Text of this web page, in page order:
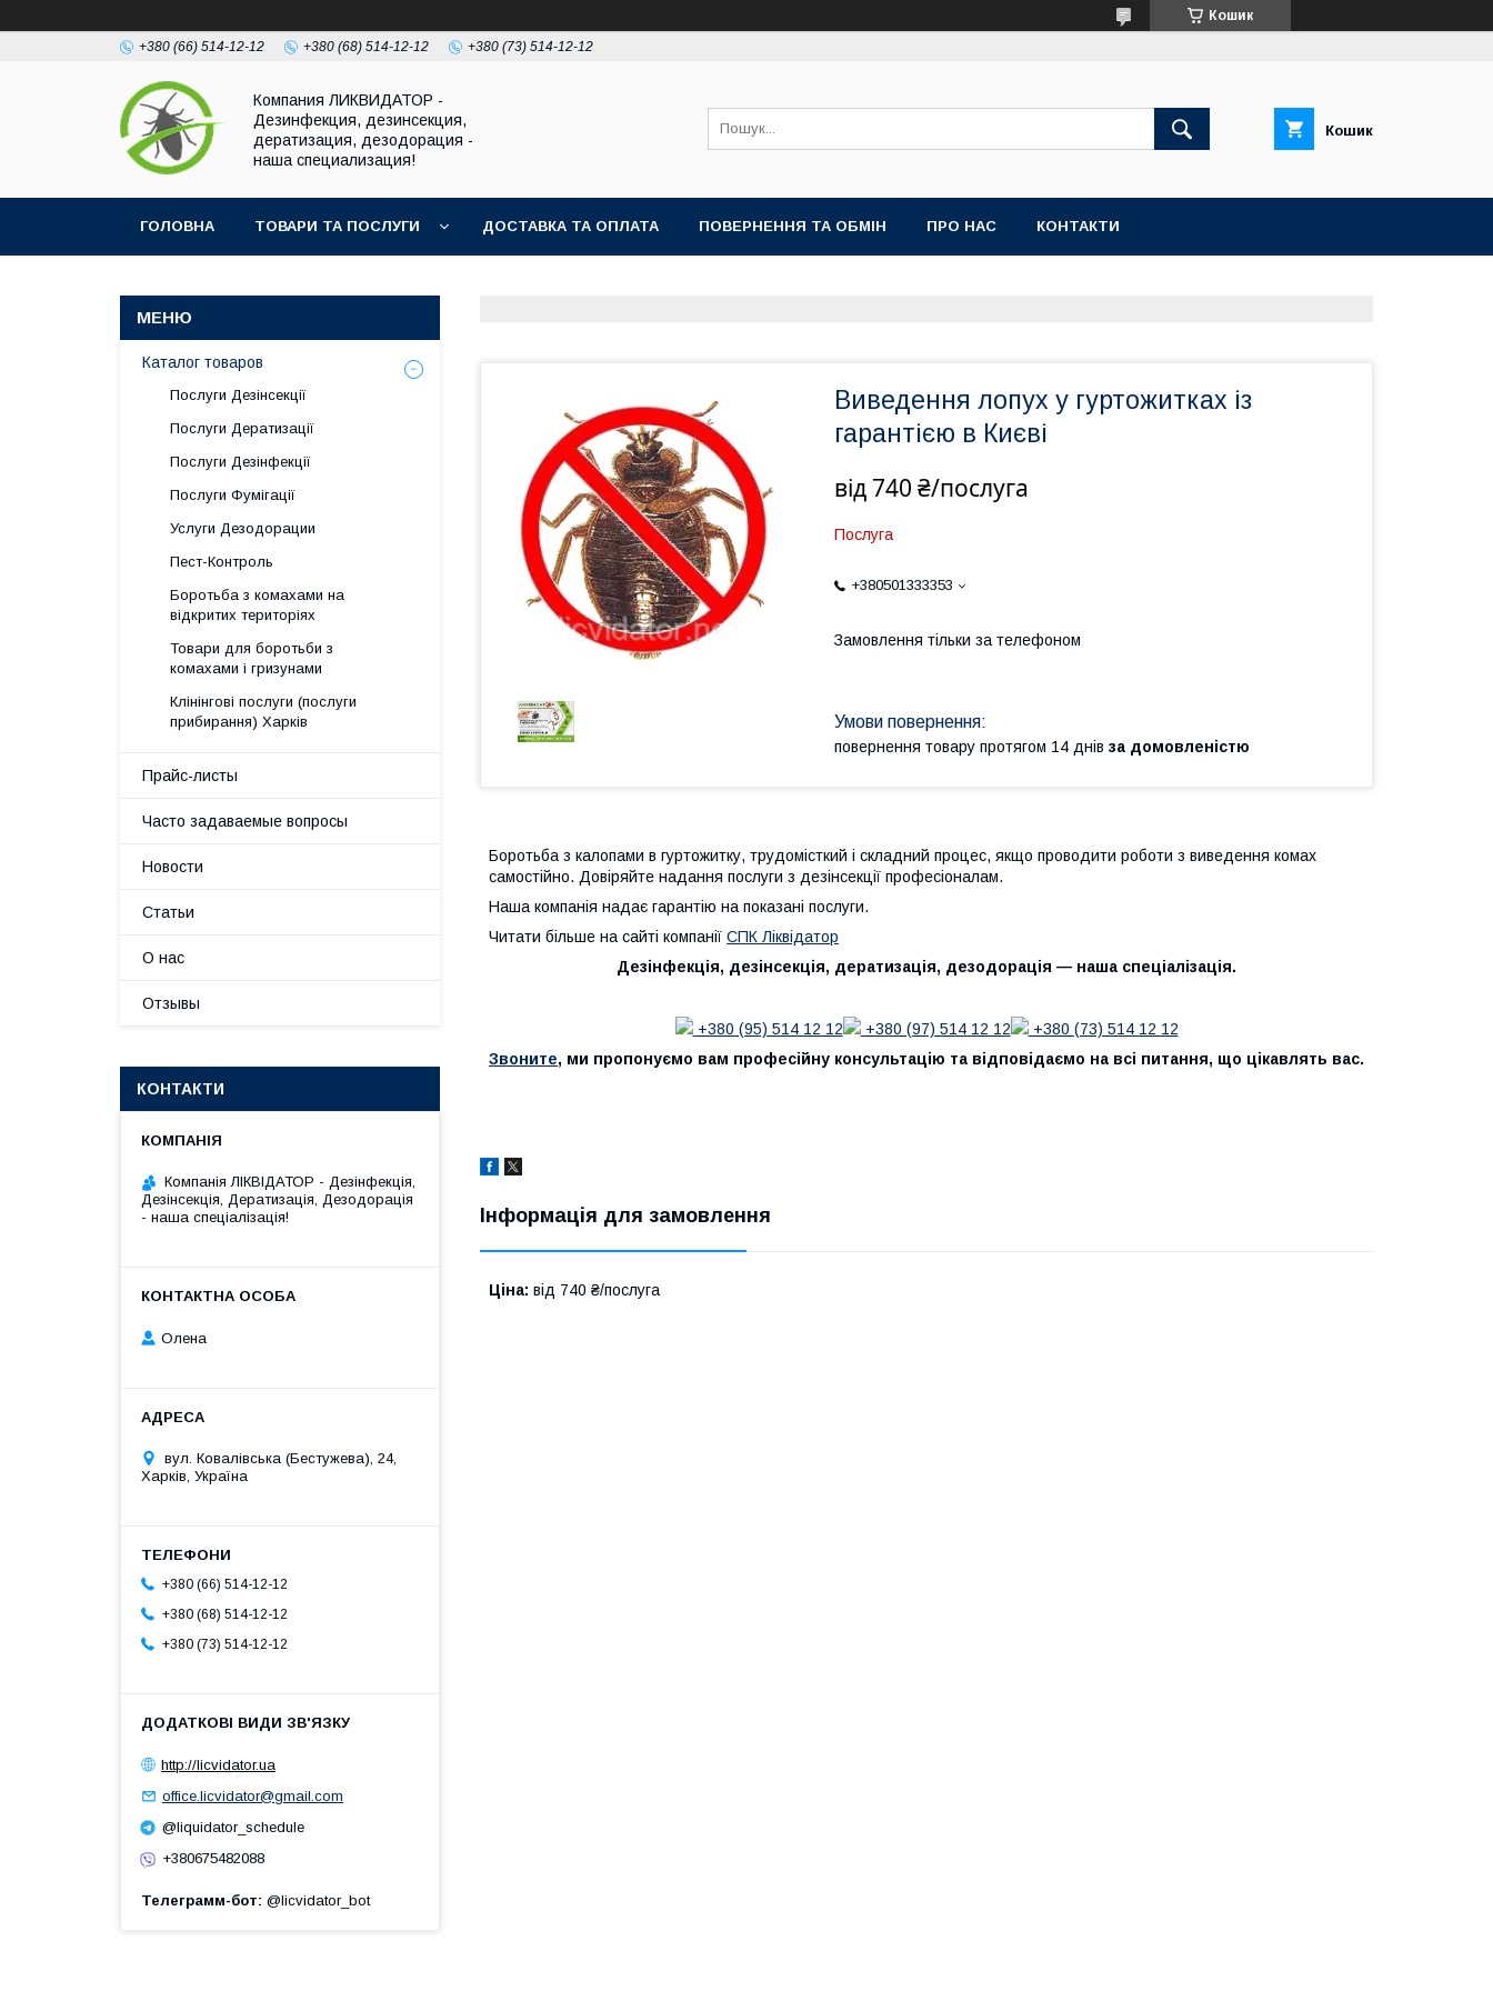
Кошик
+380 (66) 514-12-12 +380 (68) 514-12-12 +380 (73) 514-12-12
Компания ЛИКВИДАТОР -
Дезинфекция, дезинсекция,
дератизация, дезодорация -
наша специализация!
Кошик
ГОЛОВНА ТОВАРИ ТА ПОСЛУГИ ДОСТАВКА ТА ОПЛАТА ПОВЕРНЕННЯ ТА ОБМІН ПРО НАС КОНТАКТИ
Виведення лопух у гуртожитках із
гарантією в Києві
від 740 ₴/послуга
Послуга
+380501333353
Замовлення тільки за телефоном
повернення товару протягом 14 днів за домовленістю
Боротьба з калопами в гуртожитку, трудомісткий і складний процес, якщо проводити роботи з виведення комах
самостійно. Довіряйте надання послуги з дезінсекції професіоналам.
Наша компанія надає гарантію на показані послуги.
Читати більше на сайті компанії СПК Ліквідатор
Дезінфекція, дезінсекція, дератизація, дезодорація — наша спеціалізація.
+380 (95) 514 12 12 +380 (97) 514 12 12
+380 (73) 514 12 12
Звоните, ми пропонуємо вам професійну консультацію та відповідаємо на всі питання, що цікавлять вас.
Інформація для замовлення
Ціна: від 740 ₴/послуга
Каталог товаров
Послуги Дезінсекції
Послуги Дератизації
Послуги Дезінфекції
Послуги Фумігації
Услуги Дезодорации
Пест-Контроль
Боротьба з комахами на
відкритих територіях
Товари для боротьби з
комахами і гризунами
Клінінгові послуги (послуги
прибирання) Харків
Прайс-листы
Часто задаваемые вопросы
Новости
Статьи
О нас
Отзывы
КОНТАКТИ
Компанія ЛІКВІДАТОР - Дезінфекція,
Дезінсекція, Дератизація, Дезодорація
- наша спеціалізація!
Олена
вул. Ковалівська (Бестужева), 24,
Харків, Україна
+380 (66) 514-12-12
+380 (68) 514-12-12
+380 (73) 514-12-12
http://licvidator.ua
office.licvidator@gmail.com
@liquidator_schedule
+380675482088
Телеграмм-бот @licvidator_bot